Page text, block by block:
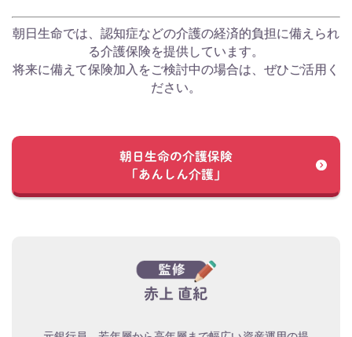
朝日生命では、認知症などの介護の経済的負担に備えられ
る介護保険を提供しています。
将来に備えて保険加入をご検討中の場合は、ぜひご活用く
ださい。
朝日生命の介護保険
「あんしん介護」
赤上 直紀